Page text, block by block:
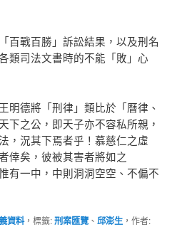
百戰百勝」訴訟結果，以及刑名
類司法文書時的不能「敗」心
明德將「刑律」類比於「曆律、
下之公，即天子亦不容私所親，
，況其下焉者乎！慕慈仁之虛
倖矣，彼被其害者將如之
有一中，中則洞洞空空、不偏不
資料，標籤:刑案匯覽 、邱澎生 ，作者: